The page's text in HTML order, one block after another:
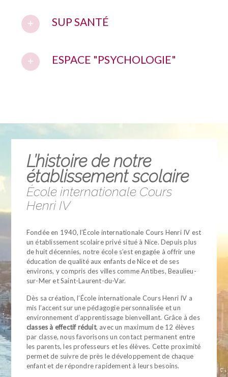
SUP SANTÉ
ESPACE "PSYCHOLOGIE"
L’histoire de notre
établissement scolaire
École internationale Cours
Henri IV
Fondée en 1940, l’École internationale Cours Henri IV est
un établissement scolaire privé situé à Nice. Depuis plus
de huit décennies, notre école s’est engagée à offrir une
éducation de qualité aux enfants de Nice et de ses
environs, y compris des villes comme Antibes, Beaulieu-
sur-Mer et Saint-Laurent-du-Var.
Dès sa création, l’École internationale Cours Henri IV a
mis l’accent sur une pédagogie personnalisée et un
environnement d’apprentissage bienveillant. Grâce à des
classes à effectif réduit, avec un maximum de 12 élèves
par classe, nous favorisons un contact permanent entre
les parents, les professeurs et les élèves. Cette proximité
permet de suivre de près le développement de chaque
enfant et de répondre rapidement à leurs besoins.